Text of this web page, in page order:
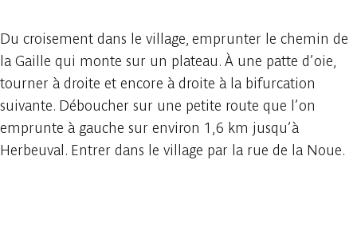
Du croisement dans le village, emprunter le chemin de
la Gaille qui monte sur un plateau. À une patte d’oie,
tourner à droite et encore à droite à la bifurcation
suivante. Déboucher sur une petite route que l’on
emprunte à gauche sur environ 1,6 km jusqu’à
Herbeuval. Entrer dans le village par la rue de la Noue.